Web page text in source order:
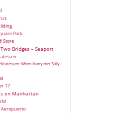
Park
Store
Bridges – Seaport
When Harry met Sally
17
en Manhattan
Aeropuerto